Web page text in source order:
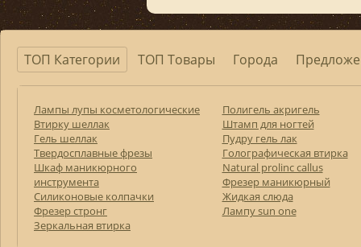
ТОП Категории ТОП Товары Города
Лампы лупы косметологические
Втирку шеллак
Гель шеллак
Твердосплавные фрезы
Шкаф маникюрного
инструмента
Силиконовые колпачки
Фрезер стронг
Зеркальная втирка
Полигель акригель
Штамп для ногтей
Пудру гель лак
Голографическая втирка
Natural prolinc callus
Фрезер маникюрный
Жидкая слюда
Лампу sun one